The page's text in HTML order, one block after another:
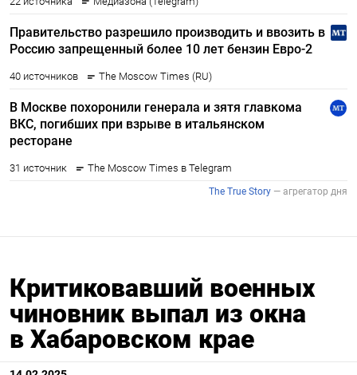
Критиковавший военных
чиновник выпал из окна
в Хабаровском крае